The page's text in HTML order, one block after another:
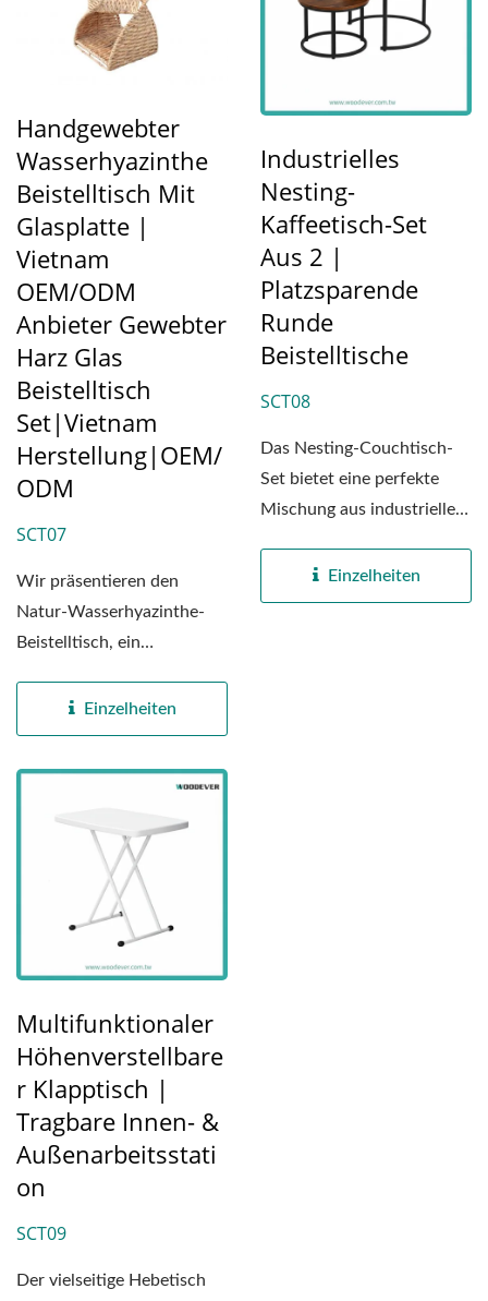
Handgewebter
Wasserhyazinthe
Beistelltisch Mit
Glasplatte |
Vietnam
OEM/ODM
Anbieter Gewebter
Harz Glas
Beistelltisch
Set|Vietnam
Herstellung|OEM/
ODM
SCT07
Wir präsentieren den
Natur-Wasserhyazinthe-
Beistelltisch, ein
Meisterwerk...Einzelheiten
Industrielles
Nesting-
Kaffeetisch-Set
Aus 2 |
Platzsparende
Runde
Beistelltische
SCT08
Das Nesting-Couchtisch-
Set bietet eine perfekte
Mischung aus industriellem
Einzelheiten
Multifunktionaler
Höhenverstellbare
R Klapptisch |
Tragbare Innen- &
Außenarbeitsstati
On
SCT09
Der vielseitige Hebetisch